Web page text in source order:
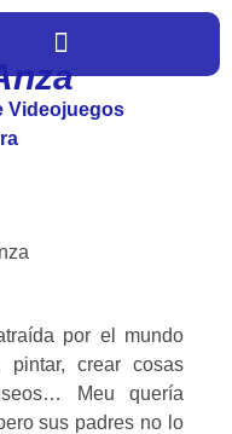
Videojuegos
por el mundo
pintar, crear cosas
Meu quería
sus padres no lo